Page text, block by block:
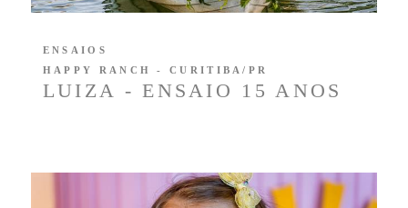
LUIZA - ENSAIO 15 ANOS
ENSAIOS
HAPPY RANCH - CURITIBA/PR